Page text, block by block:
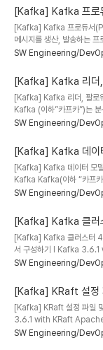
머에 대해서 알아본다. 프로
면 그 토픽의 메시지를 가져
버 등을 지칭해서 컨슈머
은 파티션 리더에게 메시지
로그의 오프셋을 명시하고
메시지를 다..
[Kafka] Kafka 프로
[Kafka] Kafka 프로듀서
메시지를 생산, 발송하는
비하는 컨슈머(consumer)
듀서에 대해서 알아본다.
픽으로 메시지를 보내는 역
로듀서라고 한다. 프로듀서
션에 매핑하고 파티션의 리
정해 해당 키를 가진 모든 메
분한다...
SW Engineering/
[Kafka] Kafka 리더,
[Kafka] Kafka 리더, 팔로
Kafka (이하”카프카”)는
가 발생하여도 높은 가용성
를 여러 개로 복사해서 카프
키는데 이러한 작업을 “리
케이션되는 정보는 토픽이
한 내용은 아래 글을 참고
Partition 이해하기 :
SW Engineering/
[Kafka] Kafka 데이
이해하기
[Kafka] Kafka 데이터 모
Kafka Kafka(이하 “카프
(Partition)이라는 데이터 모
하는 물리적 데이터 저장소
클러스터는 토픽에 데이터
로 영문, 숫자, ‘.’, ‘_’, ‘-‘
파티션으로 구성되어 있
메시지는 파티션 맨 뒤에 추
SW Engineering/
[Kafka] Kafka 클러
Broker 혼합해서 구
[Kafka] Kafka 클러스터
서 구성하기 l Kafka 3.6.1
단일 노드에 구성한 뒤 간단
드 (with Python) 실습 :
https://
%EB%B0%8F-
SW Engineering/
[Kafka] KRaft 설정
기
[Kafka] KRaft 설정 파일
3.6.1 with KRaft
리를 위해 ZooKeeper에
SW Engineering/